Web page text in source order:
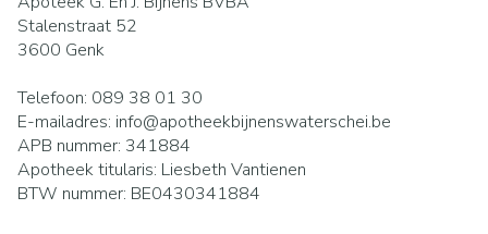
Stalenstraat 52
3600 Genk
Telefoon: 089 38 01 30
E-mailadres: info@apotheekbijnenswaterschei.be
APB nummer: 341884
Apotheek titularis: Liesbeth Vantienen
BTW nummer: BE0430341884